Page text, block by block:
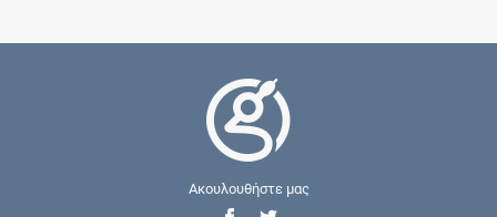
Ακουλουθήστε μας